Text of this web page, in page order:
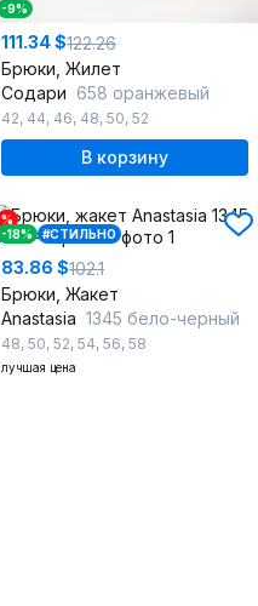
-9%
111.34 $122.26
Брюки, Жилет
Содари 658 оранжевый
42, 44, 46, 48, 50, 52
В корзину
%
-18%
#СТИЛЬНО
83.86 $102.1
Брюки, Жакет
Anastasia 1345 бело-черный
48, 50, 52, 54, 56, 58
лучшая цена